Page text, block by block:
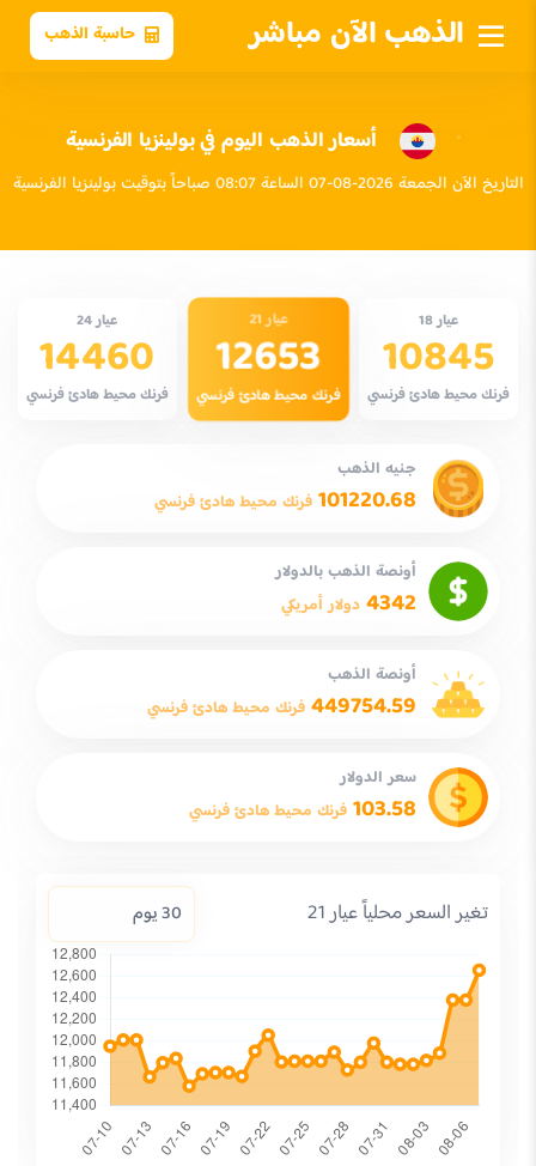
الذهب الآن مباشر حاسبة الذهب
أسعار الذهب اليوم في بولينزيا الفرنسية
التاريخ الآن الجمعة 2026-08-07 الساعة 08:07 صباحاً بتوقيت بولينزيا الفرنسية
عيار 18
10845
فرنك محيط هادئ فرنسي
عيار 21
12653
فرنك محيط هادئ فرنسي
عيار 24
14460
فرنك محيط هادئ فرنسي
جنيه الذهب
101220.68 فرنك محيط هادئ فرنسي
أونصة الذهب بالدولار
4342 دولار أمريكي
أونصة الذهب
449754.59 فرنك محيط هادئ فرنسي
سعر الدولار
103.58 فرنك محيط هادئ فرنسي
تغير السعر محلياً عيار 21